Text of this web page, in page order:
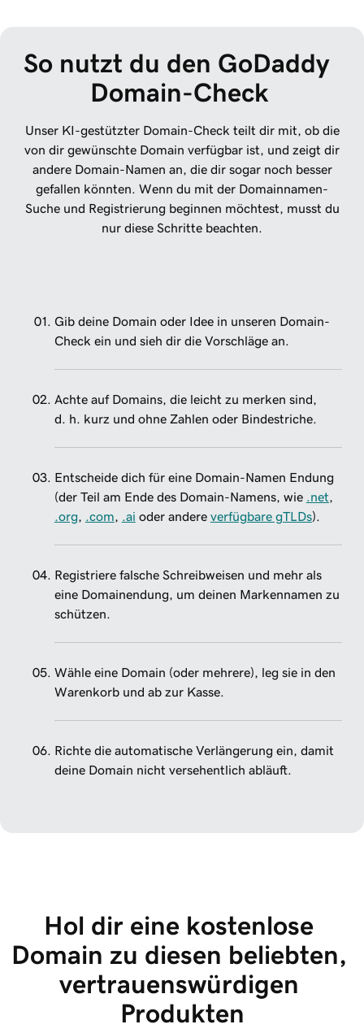
So nutzt du den GoDaddy
Domain-Check
Unser KI-gestützter Domain-Check teilt dir mit, ob die
von dir gewünschte Domain verfügbar ist, und zeigt dir
andere Domain-Namen an, die dir sogar noch besser
gefallen könnten. Wenn du mit der Domainnamen-
Suche und Registrierung beginnen möchtest, musst du
nur diese Schritte beachten.
Gib deine Domain oder Idee in unseren Domain-
Check ein und sieh dir die Vorschläge an.
Achte auf Domains, die leicht zu merken sind,
d. h. kurz und ohne Zahlen oder Bindestriche.
Entscheide dich für eine Domain-Namen Endung
(der Teil am Ende des Domain-Namens, wie
.net
.org
.com .ai oder andere verfügbare gTLDs).
Registriere falsche Schreibweisen und mehr als
eine Domainendung, um deinen Markennamen zu
schützen.
Wähle eine Domain (oder mehrere), leg sie in den
Warenkorb und ab zur Kasse.
Richte die automatische Verlängerung ein, damit
deine Domain nicht versehentlich abläuft.
Hol dir eine kostenlose
Domain zu diesen beliebten,
vertrauenswürdigen
Produkten